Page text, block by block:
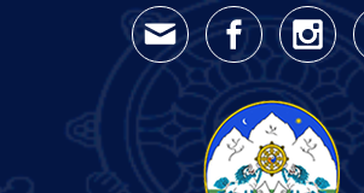
Skip to main content